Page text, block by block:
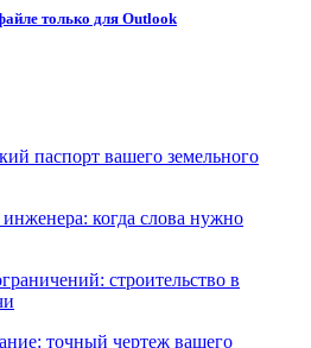
только для Outlook
паспорт вашего земельного
когда слова нужно
строительство в
точный чертеж вашего